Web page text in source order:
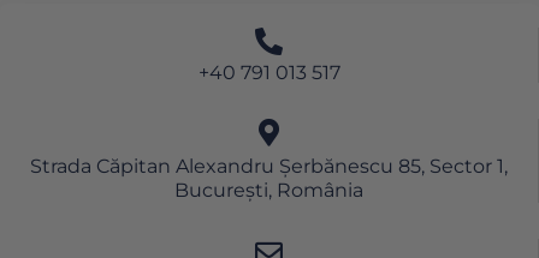
+40 791 013 517
Strada Căpitan Alexandru Șerbănescu 85, Sector 1,
București, România